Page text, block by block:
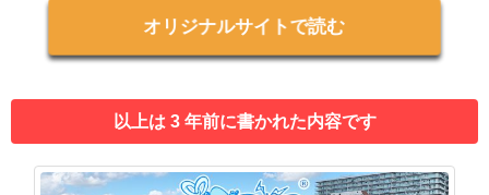
オリジナルサイトで読む
以上は 3 年前に書かれた内容です